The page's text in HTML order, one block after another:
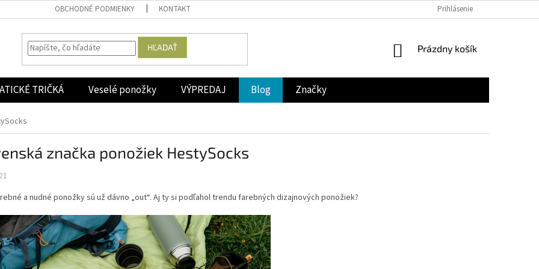
OBCHODNÉ PODMIENKY KONTAKT Prihlásenie
HĽADAŤ
NÁKUPNÝ
Prázdny košík
TRIČKÁ Veselé ponožky VÝPREDAJ Blog Značky
značka ponožiek HestySocks
a nudné ponožky sú už dávno „out“. Aj ty si podľahol trendu farebných dizajnových ponožiek?